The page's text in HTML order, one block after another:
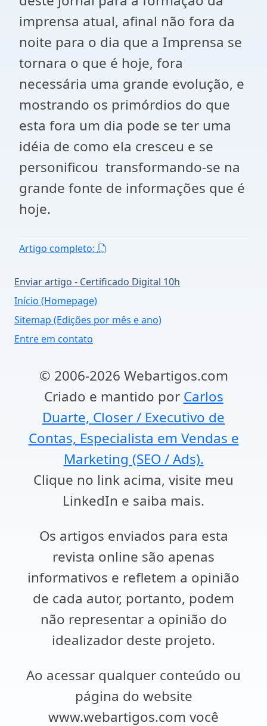
imprensa atual, afinal não fora da
noite para o dia que a Imprensa se
tornara o que é hoje, fora
necessária uma grande evolução, e
mostrando os primórdios do que
esta fora um dia pode se ter uma
idéia de como ela cresceu e se
personificou transformando-se na
grande fonte de informações que é
hoje.
Artigo completo:
Enviar artigo - Certificado Digital 10h
Início (Homepage)
Sitemap (Edições por mês e ano)
Entre em contato
© 2006-2026 Webartigos.com
Criado e mantido por Carlos
Duarte, Closer / Executivo de
Contas, Especialista em Vendas e
Marketing (SEO / Ads).
Clique no link acima, visite meu
LinkedIn e saiba mais.
Os artigos enviados para esta
revista online são apenas
informativos e refletem a opinião
de cada autor, portanto, podem
não representar a opinião do
idealizador deste projeto.
Ao acessar qualquer conteúdo ou
página do website
www.webartigos.com você